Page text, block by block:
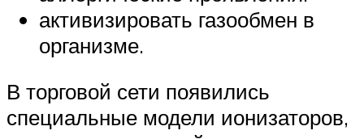
активизировать газообмен в
организме.
В торговой сети появились
специальные модели ионизаторов,